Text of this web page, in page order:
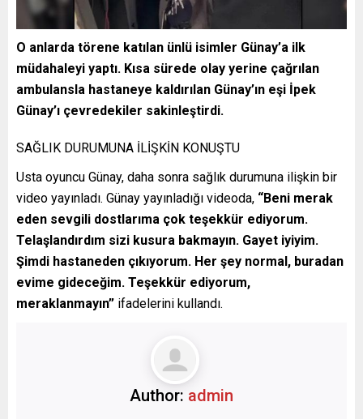
O anlarda törene katılan ünlü isimler Günay’a ilk
müdahaleyi yaptı. Kısa sürede olay yerine çağrılan
ambulansla hastaneye kaldırılan Günay’ın eşi İpek
Günay’ı çevredekiler sakinleştirdi.
SAĞLIK DURUMUNA İLİŞKİN KONUŞTU
Usta oyuncu Günay, daha sonra sağlık durumuna ilişkin bir
video yayınladı. Günay yayınladığı videoda, “Beni merak
eden sevgili dostlarıma çok teşekkür ediyorum.
Telaşlandırdım sizi kusura bakmayın. Gayet iyiyim.
Şimdi hastaneden çıkıyorum. Her şey normal, buradan
evime gideceğim. Teşekkür ediyorum,
meraklanmayın” ifadelerini kullandı.
Author: admin